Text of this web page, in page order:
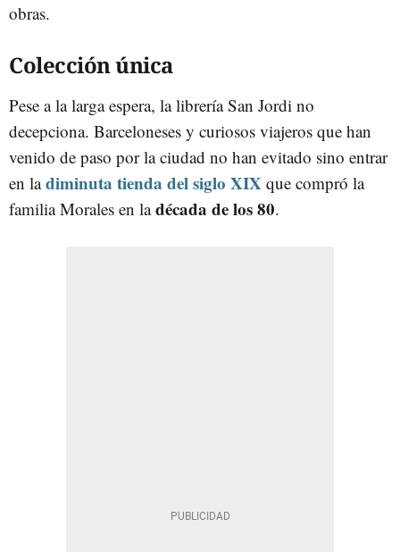
obras.
Colección única
Pese a la larga espera, la librería San Jordi no
decepciona. Barceloneses y curiosos viajeros que han
venido de paso por la ciudad no han evitado sino entrar
en ladiminuta tienda del siglo XIX que compró la
familia Morales en ladécada de los 80.